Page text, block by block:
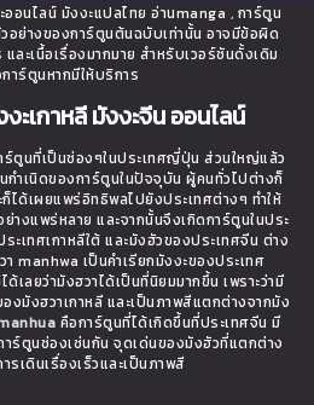
อนไลน์ มังงะแปลไทย อ่านmanga , การ์ตูน
อย่างของการ์ตูนต้นฉบับเท่านั้น อาจมีข้อผิด
ละเนื้อเรื่องมากมาย สำหรับเวอร์ชันดั้งเดิม
าร์ตูนหากมีให้บริการ
ะเกาหลี มังงะจีน ออนไลน์
ร์ตูนที่เป็นช่องๆในประเทศญี่ปุ่น ส่วนใหญ่แล้ว
กำเนิดของการ์ตูนในปัจจุบัน ผู้คนทั่วไปต่างก็
ได้เผยแพร่อิทธิพลไปยังประเทศต่างๆ ทำให้
างแพร่หลาย และจากนั้นจึงเกิดการ์ตูนในประ
ะเทศเกาหลีใต้ และมังฮัวของประเทศจีน ต่าง
manhwa เป็นคำเรียกมังงะของประเทศ
ด้เลยว่ามังฮวาได้เป็นที่นิยมมากขึ้น เพราะว่ามี
งมังฮวาเกาหลี และเป็นภาพสีแตกต่างจากมัง
คือการ์ตูนที่ได้เกิดขึ้นที่ประเทศจีน มี
าร์ตูนช่องเช่นกัน จุดเด่นของมังฮัวที่แตกต่าง
รเดินเรื่องเร็วและเป็นภาพสี